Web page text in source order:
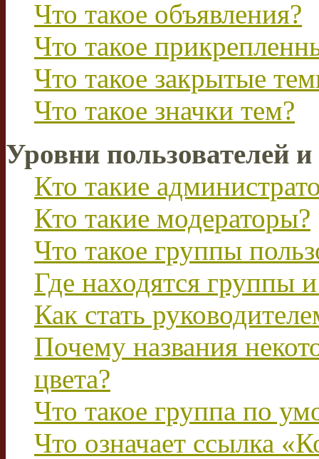
Что такое объявления?
Что такое
Что такое закрытые
Что такое значки тем?
Уровни пользователей
Кто такие
Кто такие модераторы?
Что такое группы
Где находятся группы
Как стать
Почему названия
цвета?
Что такое группа по
Что означает ссылка